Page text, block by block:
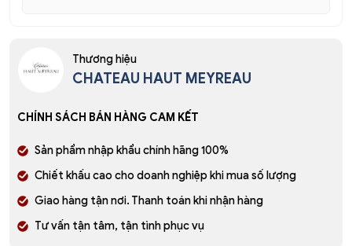
Thương hiệu
CHATEAU HAUT MEYREAU
CHÍNH SÁCH BÁN HÀNG CAM KẾT
Sản phẩm nhập khẩu chính hãng 100%
Chiết khấu cao cho doanh nghiệp khi mua số lượng
Giao hàng tận nơi. Thanh toán khi nhận hàng
Tư vấn tận tâm, tận tình phục vụ